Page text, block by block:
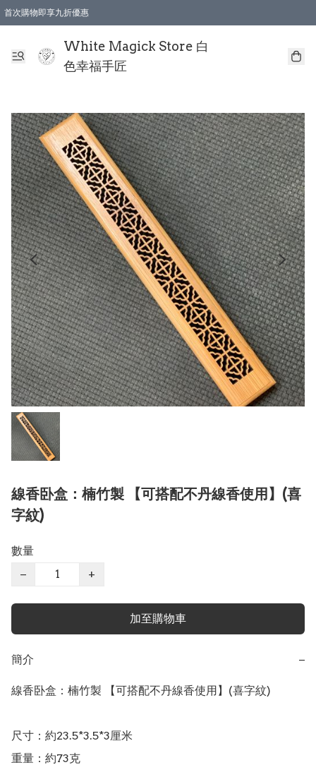
首次購物即享九折優惠
White Magick Store 白
色幸福手匠
線香卧盒：楠竹製 【可搭配不丹線香使用】(喜
字紋)
數量
−
+
加至購物車
簡介 −
線香卧盒：楠竹製 【可搭配不丹線香使用】(喜字紋)
尺寸：約23.5*3.5*3厘米
重量：約73克